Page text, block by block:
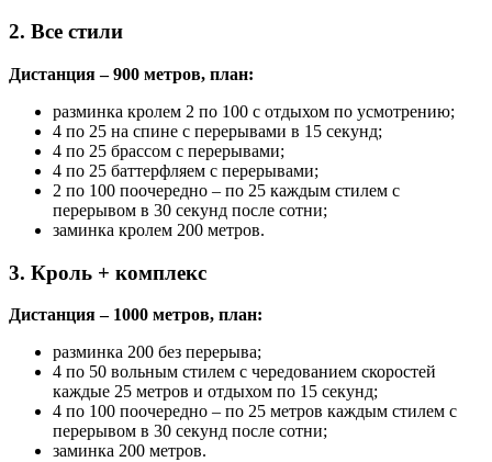
2. Все стили
Дистанция – 900 метров, план:
разминка кролем 2 по 100 с отдыхом по усмотрению;
4 по 25 на спине с перерывами в 15 секунд;
4 по 25 брассом с перерывами;
4 по 25 баттерфляем с перерывами;
2 по 100 поочередно – по 25 каждым стилем с
перерывом в 30 секунд после сотни;
заминка кролем 200 метров.
3. Кроль + комплекс
Дистанция – 1000 метров, план:
разминка 200 без перерыва;
4 по 50 вольным стилем с чередованием скоростей
каждые 25 метров и отдыхом по 15 секунд;
4 по 100 поочередно – по 25 метров каждым стилем с
перерывом в 30 секунд после сотни;
заминка 200 метров.